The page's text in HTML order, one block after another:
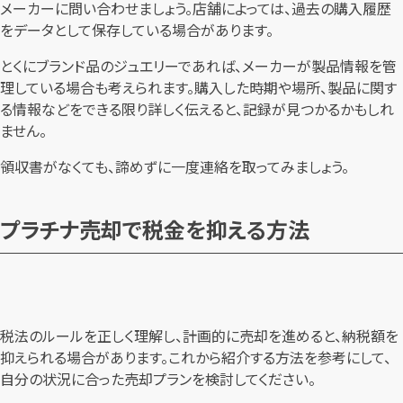
メーカーに問い合わせましょう。店舗によっては、過去の購入履歴
をデータとして保存している場合があります。
とくにブランド品のジュエリーであれば、メーカーが製品情報を管
理している場合も考えられます。購入した時期や場所、製品に関す
る情報などをできる限り詳しく伝えると、記録が見つかるかもしれ
ません。
領収書がなくても、諦めずに一度連絡を取ってみましょう。
プラチナ売却で税金を抑える方法
税法のルールを正しく理解し、計画的に売却を進めると、納税額を
抑えられる場合があります。これから紹介する方法を参考にして、
自分の状況に合った売却プランを検討してください。